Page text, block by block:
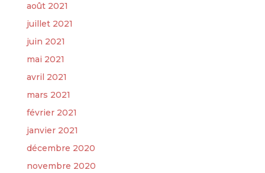
août 2021
juillet 2021
juin 2021
mai 2021
avril 2021
mars 2021
février 2021
janvier 2021
décembre 2020
novembre 2020